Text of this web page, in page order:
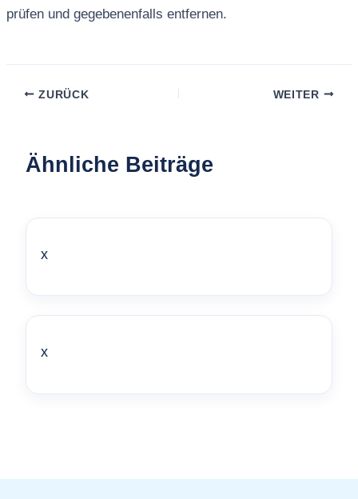
prüfen und gegebenenfalls entfernen.
ZURÜCK WEITER
Ähnliche Beiträge
x
x